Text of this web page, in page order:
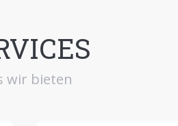
wir bieten